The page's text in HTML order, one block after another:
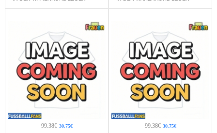
99.38€ 30.75€ 99.38€ 30.75€